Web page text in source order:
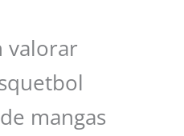
valorar
mangas